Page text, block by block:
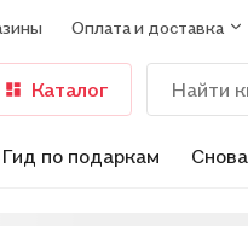
Оплата и доставка
Каталог
Гид по подаркам